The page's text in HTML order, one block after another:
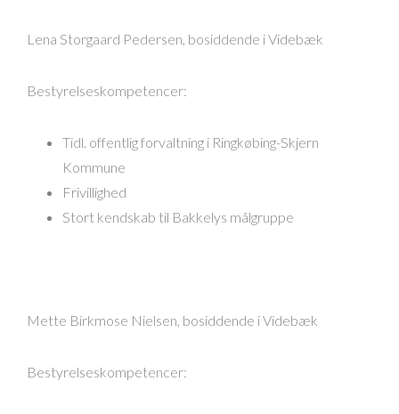
Lena Storgaard Pedersen, bosiddende i Videbæk
Bestyrelseskompetencer:
Tidl. offentlig forvaltning i Ringkøbing-Skjern
Kommune
Frivillighed
Stort kendskab til Bakkelys målgruppe
Mette Birkmose Nielsen, bosiddende i Videbæk
Bestyrelseskompetencer: